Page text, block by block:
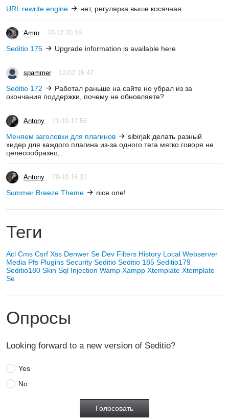
URL rewrite engine нет, регулярка выше косячная
Amro 22-12 20:16
Seditio 175 Upgrade information is available here
spammer 12-02 15:47
Seditio 172
Работал раньше на сайте но убрал из за
окончания поддержки, почему не обновляете?
Antony 21-10 17:56
Меняем заголовки для плагинов
sibirjak делать разный
хидер для каждого плагина из-за одного тега мягко говоря не
целесообразно,...
Antony 20-10 16:31
Summer Breeze Theme nice one!
Теги
Acl Cms Csrf Xss Denwer Se Dev Filters History Local Webserver
Media Pfs Plugins Security Seditio Seditio 185 Seditio179
Seditio180 Skin Sql Injection Wamp Xampp Xtemplate Xtemplate
Se
Опросы
Looking forward to a new version of Seditio?
Yes
No